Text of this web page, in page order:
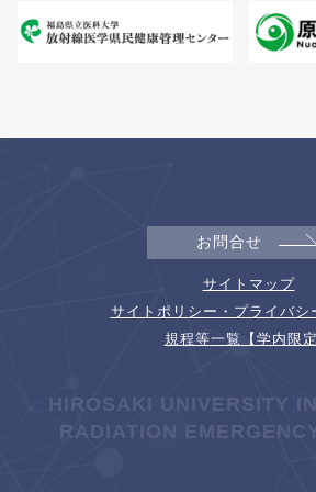
お問合せ
サイトマップ
サイトポリシー・プライバシ
規程等一覧【学内限定
HIROSAKI UNIVERSITY
RADIATION